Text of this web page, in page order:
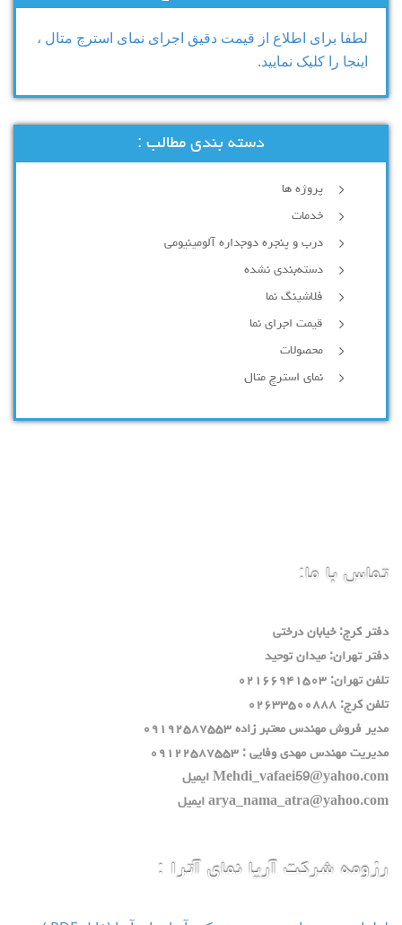
لطفا برای اطلاع از قیمت دقیق اجرای نمای استرچ متال ،
اینجا را کلیک نمایید.
دسته بندی مطالب :
پروژه ها
خدمات
درب و پنجره دوجداره آلومینیومی
دسته‌بندی نشده
فلاشینگ نما
قیمت اجرای نما
محصولات
نمای استرچ متال
تماس با ما:
دفتر كرج: خيابان درختي
دفتر تهران: ميدان توحيد
تلفن تهران: ٠٢١٦٦٩٤١٥٠٣
تلفن كرج: ٠٢٦٣٣٥٠٠٨٨٨
مدير فروش مهندس معتبر زاده ٠٩١٩٢٥٨٧٥٥٣
مديريت مهندس مهدي وفايي : ٠٩١٢٢٥٨٧٥٥٣
Mehdi_vafaei59@yahoo.com ايميل
arya_nama_atra@yahoo.com ايميل
رزومه شرکت آریا نمای آترا :